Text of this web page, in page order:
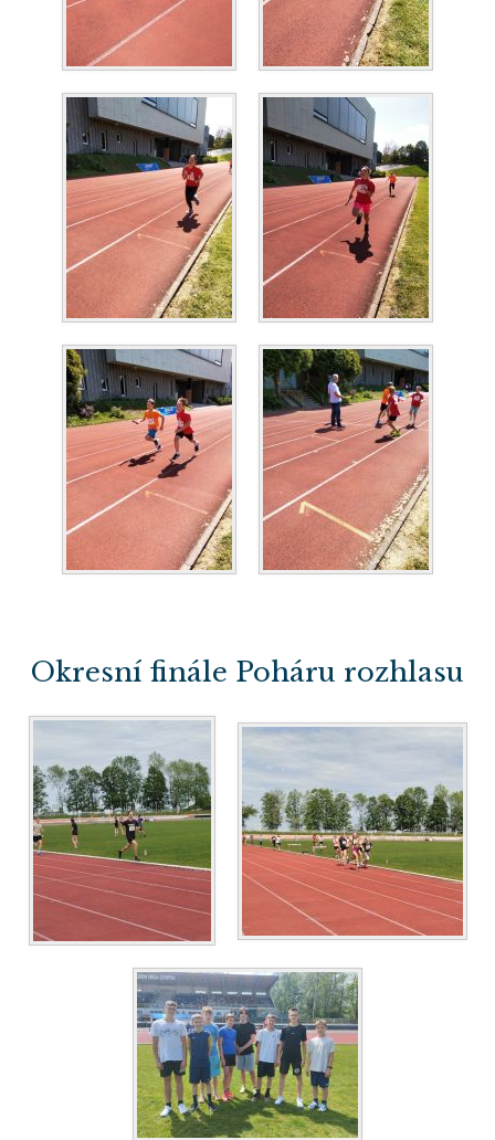
Okresní finále Poháru rozhlasu